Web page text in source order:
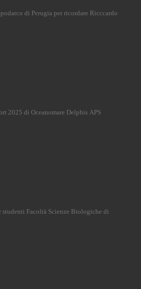
di Perugia per ricordare Ricccardo
2025 di Oceanomare Delphis APS
studenti Facoltà Scienze Biologiche di